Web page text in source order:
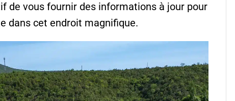
de vous fournir des informations à jour pour
dans cet endroit magnifique.